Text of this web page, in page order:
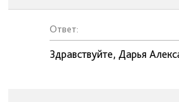
Ответ:
Здравствуйте, Дарья